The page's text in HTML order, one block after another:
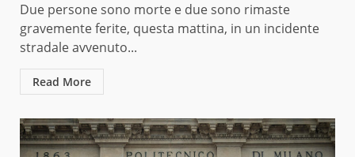
Due persone sono morte e due sono rimaste
gravemente ferite, questa mattina, in un incidente
stradale avvenuto...
Read More